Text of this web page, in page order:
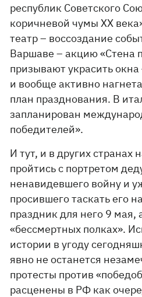
республик Советского
коричневой чумы ХХ
театр – воссоздание
Варшаве – акцию «Стена
призывают украсить
и вообще активно
план празднования. В
запланирован
победителей».
И тут, и в других
пройтись с портретом
ненавидевшего войну и
просившего таскать его
праздник для него 9 мая,
«бессмертных полках».
истории в угоду
явно не останется
протесты против
расценены в РФ как